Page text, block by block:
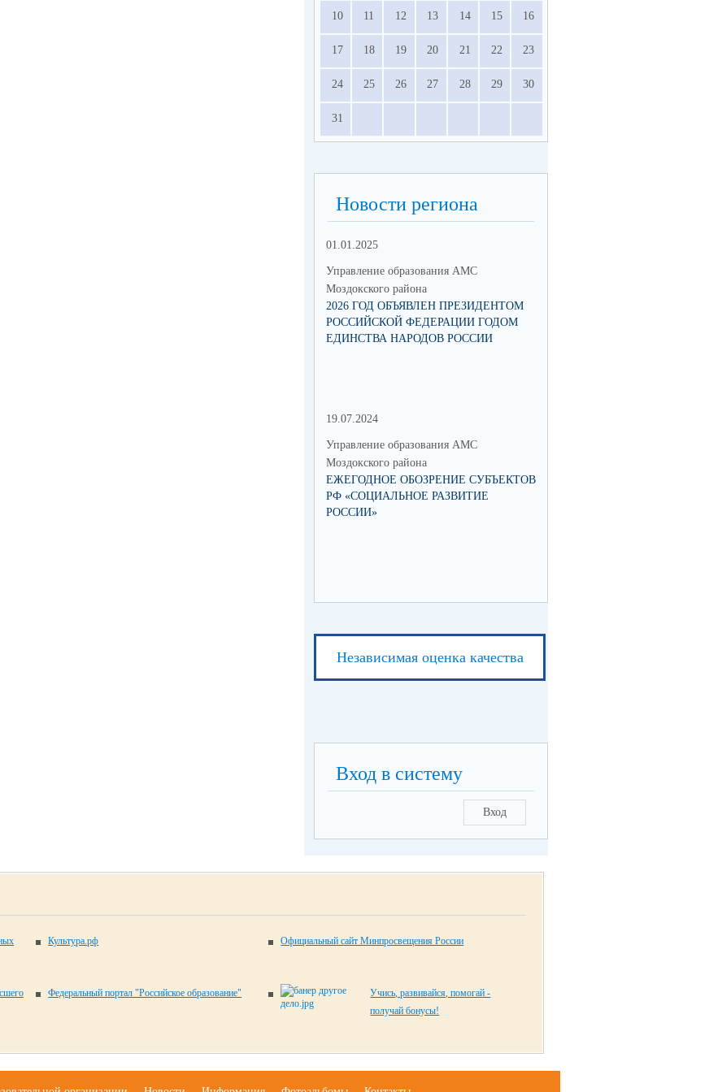
10 11 12 13 14 15 16
17 18 19 20 21 22 23
24 25 26 27 28 29 30
31
Новости региона
01.01.2025
Управление образования АМС
Моздокского района
2026 ГОД ОБЪЯВЛЕН ПРЕЗИДЕНТОМ
РОССИЙСКОЙ ФЕДЕРАЦИИ ГОДОМ
ЕДИНСТВА НАРОДОВ РОССИИ
19.07.2024
Управление образования АМС
Моздокского района
ЕЖЕГОДНОЕ ОБОЗРЕНИЕ СУБЪЕКТОВ
РФ «СОЦИАЛЬНОЕ РАЗВИТИЕ
РОССИИ»
Независимая оценка качества
Вход в систему
Вход
Культура.рф Официальный сайт Минпросвещения России
Федеральный портал "Российское образование"
Учись, развивайся, помогай -
получай бонусы!